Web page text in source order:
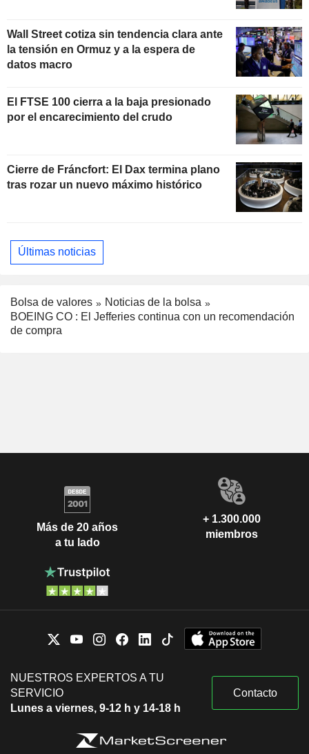
Wall Street cotiza sin tendencia clara ante
la tensión en Ormuz y a la espera de
datos macro
El FTSE 100 cierra a la baja presionado
por el encarecimiento del crudo
Cierre de Fráncfort: El Dax termina plano
tras rozar un nuevo máximo histórico
Últimas noticias
Bolsa de valores
Noticias de la bolsa
BOEING CO : El Jefferies continua con un recomendación
de compra
Más de 20 años
a tu lado
+ 1.300.000
miembros
NUESTROS EXPERTOS A TU
SERVICIO
Lunes a viernes, 9-12 h y 14-18 h
Contacto